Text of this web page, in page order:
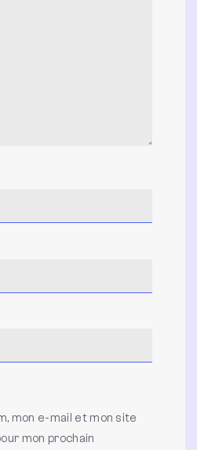
mon e-mail et mon site
mon prochain